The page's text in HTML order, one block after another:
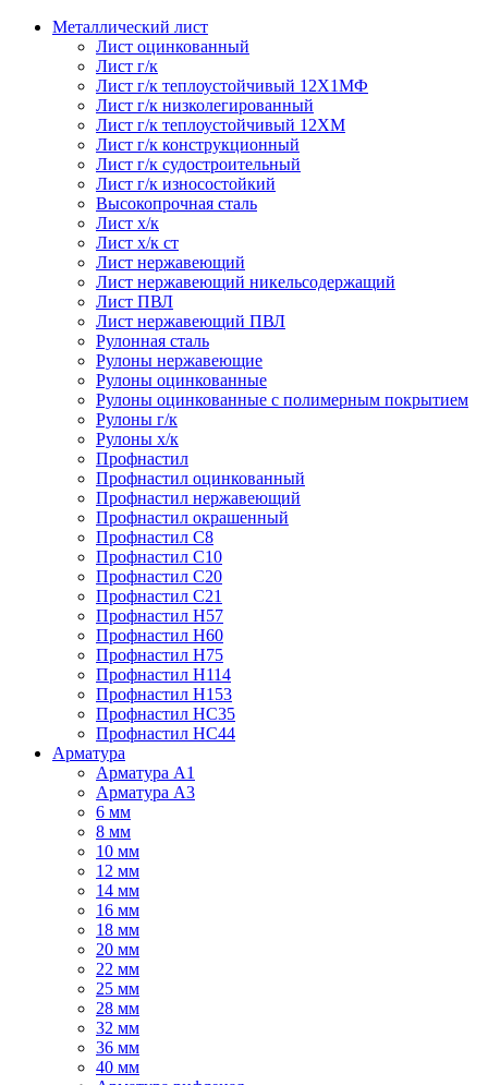
Металлический лист
Лист оцинкованный
Лист г/к
Лист г/к теплоустойчивый 12Х1МФ
Лист г/к низколегированный
Лист г/к теплоустойчивый 12ХМ
Лист г/к конструкционный
Лист г/к судостроительный
Лист г/к износостойкий
Высокопрочная сталь
Лист х/к
Лист х/к ст
Лист нержавеющий
Лист нержавеющий никельсодержащий
Лист ПВЛ
Лист нержавеющий ПВЛ
Рулонная сталь
Рулоны нержавеющие
Рулоны оцинкованные
Рулоны оцинкованные с полимерным покрытием
Рулоны г/к
Рулоны х/к
Профнастил
Профнастил оцинкованный
Профнастил нержавеющий
Профнастил окрашенный
Профнастил С8
Профнастил С10
Профнастил С20
Профнастил С21
Профнастил Н57
Профнастил Н60
Профнастил Н75
Профнастил Н114
Профнастил Н153
Профнастил НС35
Профнастил НС44
Арматура
Арматура А1
Арматура А3
6 мм
8 мм
10 мм
12 мм
14 мм
16 мм
18 мм
20 мм
22 мм
25 мм
28 мм
32 мм
36 мм
40 мм